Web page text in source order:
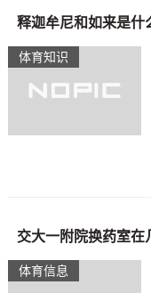
体育知识
释迦牟尼和如来是什
体育信息
交大一附院换药室在